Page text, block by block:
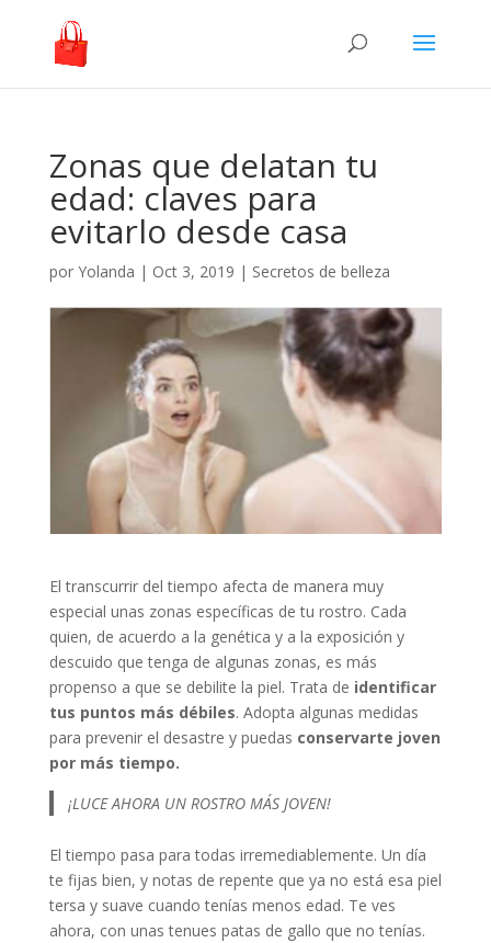
Zonas que delatan tu
edad: claves para
evitarlo desde casa
por Yolanda | Oct 3, 2019 | Secretos de belleza
El transcurrir del tiempo afecta de manera muy
especial unas zonas específicas de tu rostro. Cada
quien, de acuerdo a la genética y a la exposición y
descuido que tenga de algunas zonas, es más
propenso a que se debilite la piel. Trata de identificar
tus puntos más débiles. Adopta algunas medidas
para prevenir el desastre y puedas conservarte joven
por más tiempo.
¡LUCE AHORA UN ROSTRO MÁS JOVEN!
El tiempo pasa para todas irremediablemente. Un día
te fijas bien, y notas de repente que ya no está esa piel
tersa y suave cuando tenías menos edad. Te ves
ahora, con unas tenues patas de gallo que no tenías.